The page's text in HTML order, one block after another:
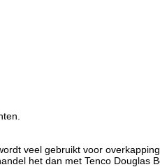
veel gebruikt voor
het dan met Tenco Douglas